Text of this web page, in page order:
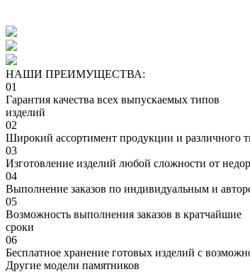
НАШИ ПРЕИМУЩЕСТВА:
01
Гарантия качества всех выпускаемых типов
изделий
02
Широкий ассортимент продукции и различного
03
Изготовление изделий любой сложности от
04
Выполнение заказов по индивидуальным и
05
Возможность выполнения заказов в кратчайшие
сроки
06
Бесплатное хранение готовых изделий с
Другие модели памятников